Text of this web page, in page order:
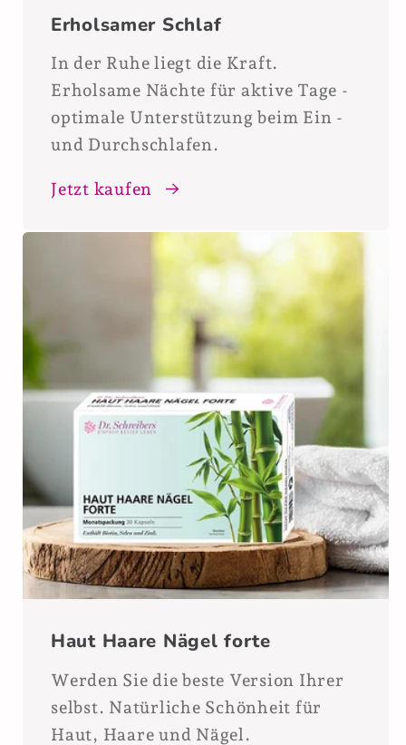
Erholsamer Schlaf
In der Ruhe liegt die Kraft.
Erholsame Nächte für aktive Tage -
optimale Unterstützung beim Ein -
und Durchschlafen.
Jetzt kaufen
Haut Haare Nägel forte
Werden Sie die beste Version Ihrer
selbst. Natürliche Schönheit für
Haut, Haare und Nägel.